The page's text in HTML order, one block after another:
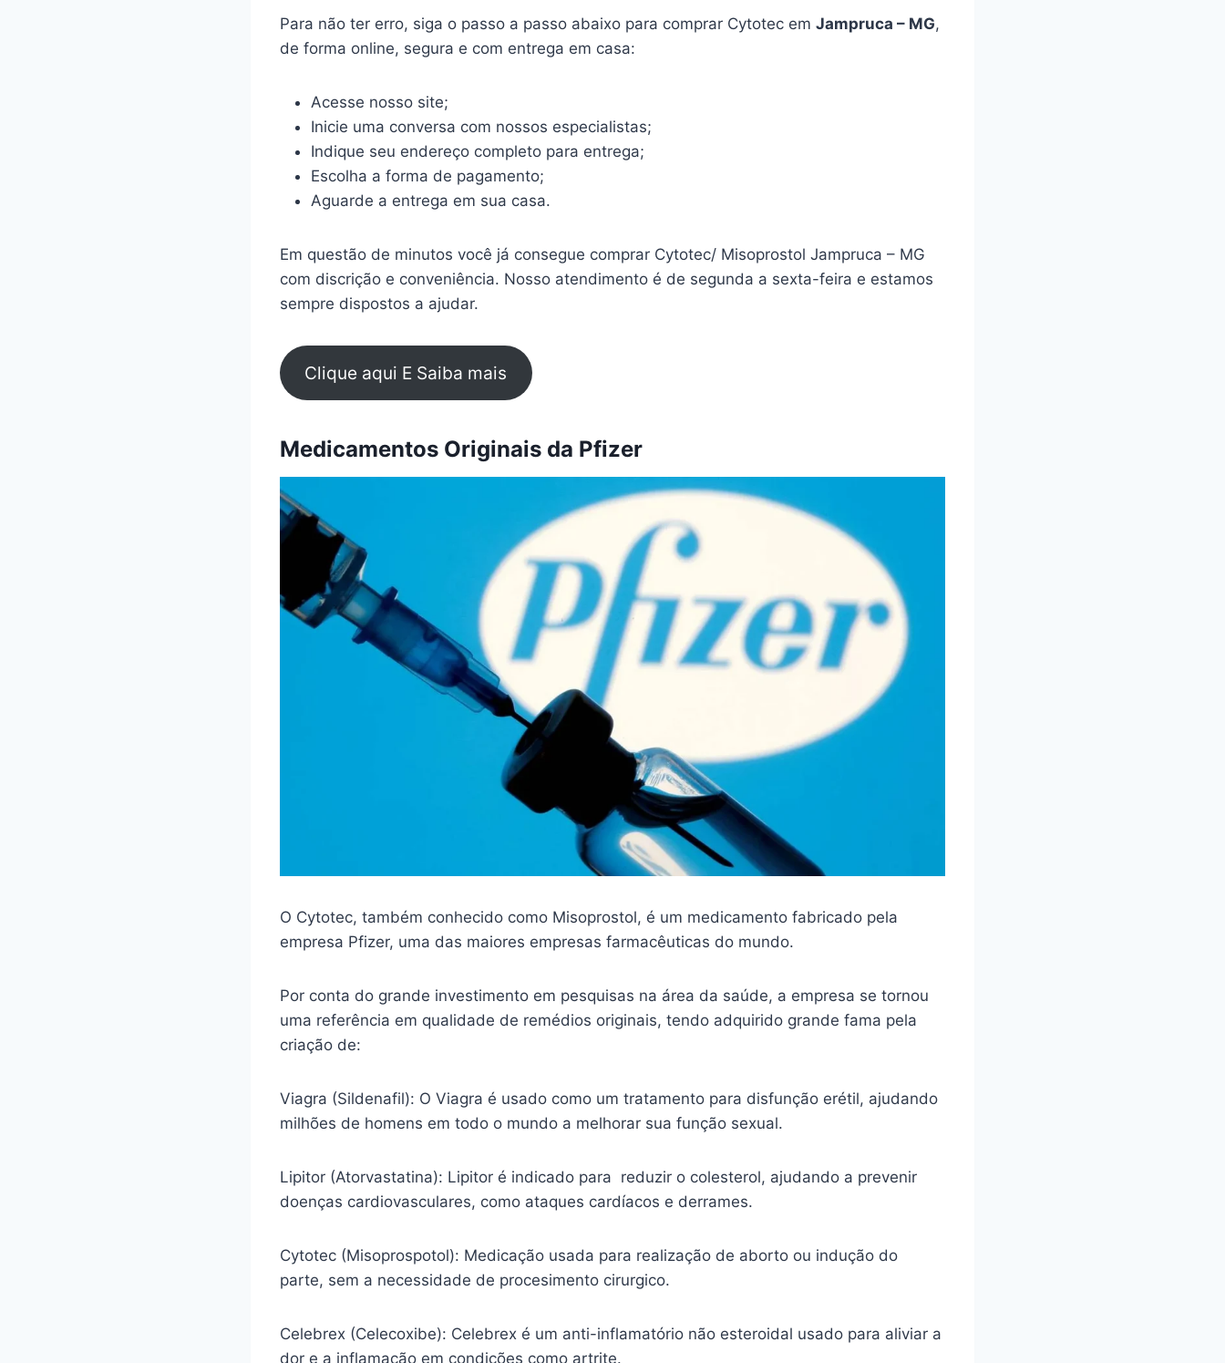
Para não ter erro, siga o passo a passo abaixo para comprar Cytotec em Jampruca – MG,
de forma online, segura e com entrega em casa:
Acesse nosso site;
Inicie uma conversa com nossos especialistas;
Indique seu endereço completo para entrega;
Escolha a forma de pagamento;
Aguarde a entrega em sua casa.
Em questão de minutos você já consegue comprar Cytotec/ Misoprostol Jampruca – MG
com discrição e conveniência. Nosso atendimento é de segunda a sexta-feira e estamos
sempre dispostos a ajudar.
Clique aqui E Saiba mais
Medicamentos Originais da Pfizer
O Cytotec, também conhecido como Misoprostol, é um medicamento fabricado pela
empresa Pfizer, uma das maiores empresas farmacêuticas do mundo.
Por conta do grande investimento em pesquisas na área da saúde, a empresa se tornou
uma referência em qualidade de remédios originais, tendo adquirido grande fama pela
criação de:
Viagra (Sildenafil): O Viagra é usado como um tratamento para disfunção erétil, ajudando
milhões de homens em todo o mundo a melhorar sua função sexual.
Lipitor (Atorvastatina): Lipitor é indicado para reduzir o colesterol, ajudando a prevenir
doenças cardiovasculares, como ataques cardíacos e derrames.
Cytotec (Misoprospotol): Medicação usada para realização de aborto ou indução do
parte, sem a necessidade de procesimento cirurgico.
Celebrex (Celecoxibe): Celebrex é um anti-inflamatório não esteroidal usado para aliviar a
dor e a inflamação em condições como artrite.